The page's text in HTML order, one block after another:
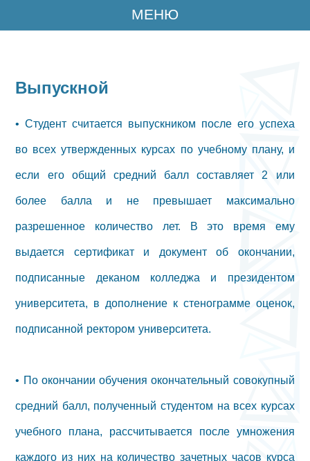
МЕНЮ
Выпускной
• Студент считается выпускником после его успеха
во всех утвержденных курсах по учебному плану, и
если его общий средний балл составляет 2 или
более балла и не превышает максимально
разрешенное количество лет. В это время ему
выдается сертификат и документ об окончании,
подписанные деканом колледжа и президентом
университета, в дополнение к стенограмме оценок,
подписанной ректором университета.
• По окончании обучения окончательный совокупный
средний балл, полученный студентом на всех курсах
учебного плана, рассчитывается после умножения